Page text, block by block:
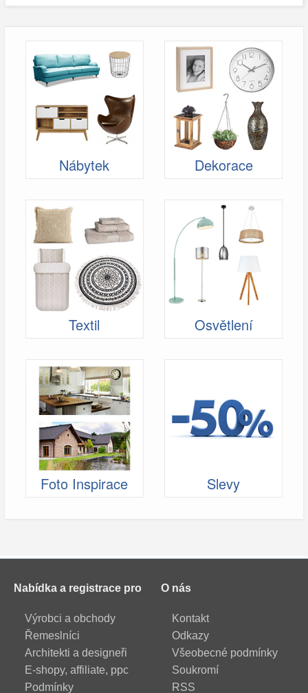
Nábytek Dekorace
Textil Osvětlení
Foto Inspirace Slevy
Nabídka a registrace pro
Výrobci a obchody
Řemeslníci
Architekti a designeři
E-shopy, affiliate, ppc
Podmínky
O nás
Kontakt
Odkazy
Všeobecné podmínky
Soukromí
RSS